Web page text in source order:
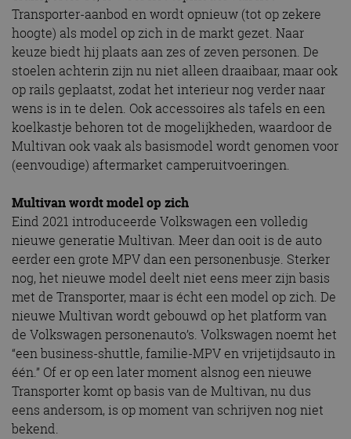
Transporter-aanbod en wordt opnieuw (tot op zekere
hoogte) als model op zich in de markt gezet. Naar
keuze biedt hij plaats aan zes of zeven personen. De
stoelen achterin zijn nu niet alleen draaibaar, maar ook
op rails geplaatst, zodat het interieur nog verder naar
wens is in te delen. Ook accessoires als tafels en een
koelkastje behoren tot de mogelijkheden, waardoor de
Multivan ook vaak als basismodel wordt genomen voor
(eenvoudige) aftermarket camperuitvoeringen.
Multivan wordt model op zich
Eind 2021 introduceerde Volkswagen een volledig
nieuwe generatie Multivan. Meer dan ooit is de auto
eerder een grote MPV dan een personenbusje. Sterker
nog, het nieuwe model deelt niet eens meer zijn basis
met de Transporter, maar is écht een model op zich. De
nieuwe Multivan wordt gebouwd op het platform van
de Volkswagen personenauto’s. Volkswagen noemt het
“een business-shuttle, familie-MPV en vrijetijdsauto in
één.” Of er op een later moment alsnog een nieuwe
Transporter komt op basis van de Multivan, nu dus
eens andersom, is op moment van schrijven nog niet
bekend.